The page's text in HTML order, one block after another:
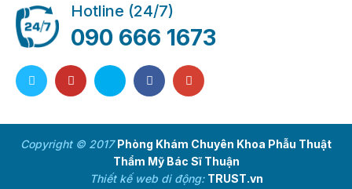
Hotline (24/7)
090 666 1673
Copyright © 2017Phòng Khám Chuyên Khoa Phẫu Thuật
Thẩm Mỹ Bác Sĩ Thuận
Thiết kế web di động: TRUST.vn